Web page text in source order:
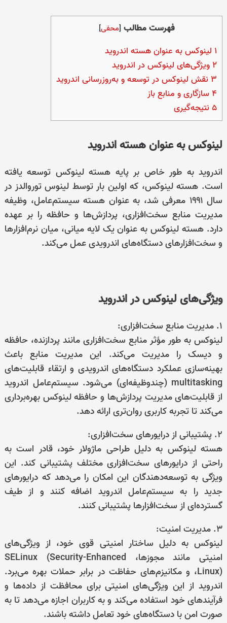
فهرست مطالب [محفی]
1 لینوکس به عنوان هسته اندروید
2 ویژگی‌های لینوکس در اندروید
3 نقش لینوکس در توسعه و به‌روزرسانی اندروید
4 سازگاری و منابع باز
5نتیجه‌گیری
لینوکس به عنوان هسته اندروید
اندروید به طور خاص بر پایه هسته لینوکس توسعه یافته
است. هسته لینوکس، که اولین بار توسط لینوس توروالدز در
سال ۱۹۹۱ معرفی شد، به عنوان هسته سیستم‌عامل، وظیفه
مدیریت منابع سخت‌افزاری، پردازش‌ها و حافظه را بر عهده
دارد. هسته لینوکس به عنوان یک لایه میانی، میان نرم‌افزارها
و سخت‌افزارهای دستگاه‌های اندرویدی عمل می‌کند.
ویژگی‌های لینوکس در اندروید
۱. مدیریت منابع سخت‌افزاری:
لینوکس به طور مؤثر منابع سخت‌افزاری مانند پردازنده، حافظه
و دیسک را مدیریت می‌کند. این مدیریت منابع باعث
بهینه‌سازی عملکرد دستگاه‌های اندرویدی و ارتقاء قابلیت‌های
multitasking (چندوظیفه‌ای) می‌شود. سیستم‌عامل اندروید
از قابلیت‌های مدیریت پردازش‌ها و حافظه لینوکس بهره‌برداری
می‌کند تا تجربه کاربری روان‌تری ارائه دهد.
۲. پشتیبانی از درایورهای سخت‌افزاری:
هسته لینوکس به دلیل طراحی ماژولار خود، قادر است به
راحتی از درایورهای سخت‌افزاری مختلف پشتیبانی کند. این
ویژگی به توسعه‌دهندگان این امکان را می‌دهد که درایورهای
جدید را به سیستم‌عامل اندروید اضافه کنند و از طیف
گسترده‌ای از سخت‌افزارها پشتیبانی کنند.
۳. مدیریت امنیت:
لینوکس به دلیل ساختار امنیتی قوی خود، از ویژگی‌های
امنیتی مانند مجوزها، SELinux (Security-Enhanced
Linux)، و مکانیزم‌های حفاظت در برابر حملات بهره می‌برد.
اندروید از این ویژگی‌های امنیتی برای محافظت از داده‌ها و
فرآیندهای خود استفاده می‌کند و به کاربران اجازه می‌دهد تا به
صورت امن با دستگاه‌های خود تعامل داشته باشند.